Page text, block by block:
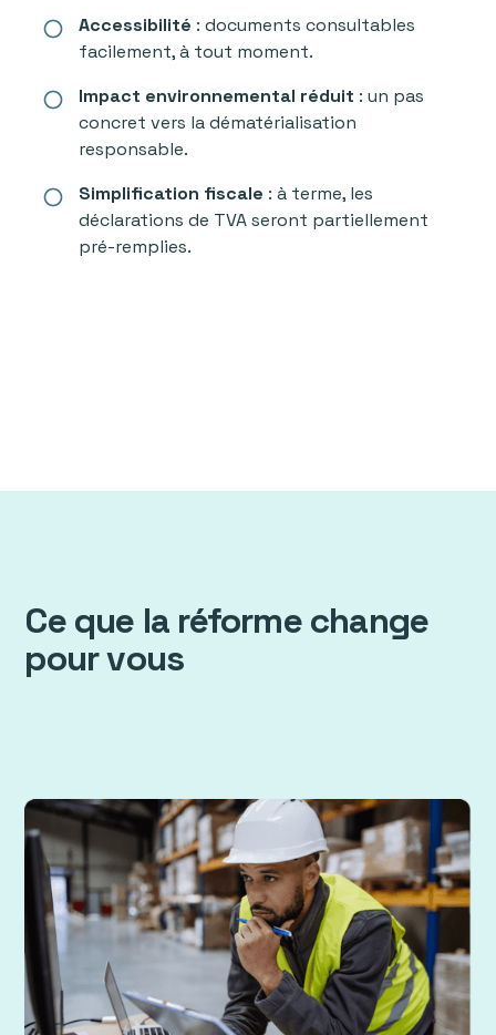
radio_button_unchecked Accessibilité : documents consultables
facilement, à tout moment.
radio_button_unchecked Impact environnemental réduit : un pas
concret vers la dématérialisation
responsable.
radio_button_unchecked Simplification fiscale : à terme, les
déclarations de TVA seront partiellement
pré-remplies.
Ce que la réforme change
pour vous